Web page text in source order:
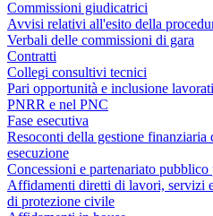
Commissioni giudicatrici
Avvisi relativi all'esito della
Verbali delle commissioni di gara
Contratti
Collegi consultivi tecnici
Pari opportunità e inclusione
PNRR e nel PNC
Fase esecutiva
Resoconti della gestione
esecuzione
Concessioni e partenariato pubblico
Affidamenti diretti di lavori, servizi
di protezione civile